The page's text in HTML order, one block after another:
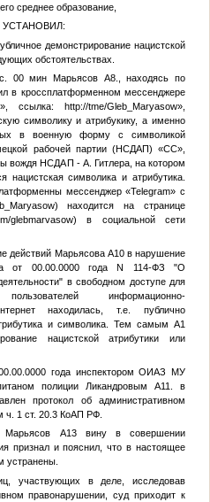
среднее образование,
УСТАНОВИЛ:
демонстрирование нацистской
обстоятельствах.
00 мин Марьясов А8., находясь по
в кроссплатформенном мессенджере
», ссылка: http://tme/Gleb_Maryasow»,
символику и атрибукику, а именно
в военную форму с символикой
рабочей партии (НСДАП) «СС»,
вождя НСДАП - А. Гитлера, на котором
нацистская символика и атрибутика.
мессенджер «Telegram» с
находится на странице
glebmarvasow) в социальной сети
действий Марьясова А10в нарушение
от 00.00.0000 годаN 114-ФЗ "О
в свободном доступе для
информационно-
находилась, т.е. публично
и символика. Тем самымА1
нацистской атрибутики или
годаинспектором ОИАЗ МУ
полиции ЛикандровымА11
. в
протокол об административном
ч. 1 ст. 20.3 КоАП РФ.
Марьясов А13вину в совершении
признал и пояснил, что в настоящее
устранены.
участвующих в деле, исследовав
правонарушении, суд приходит к